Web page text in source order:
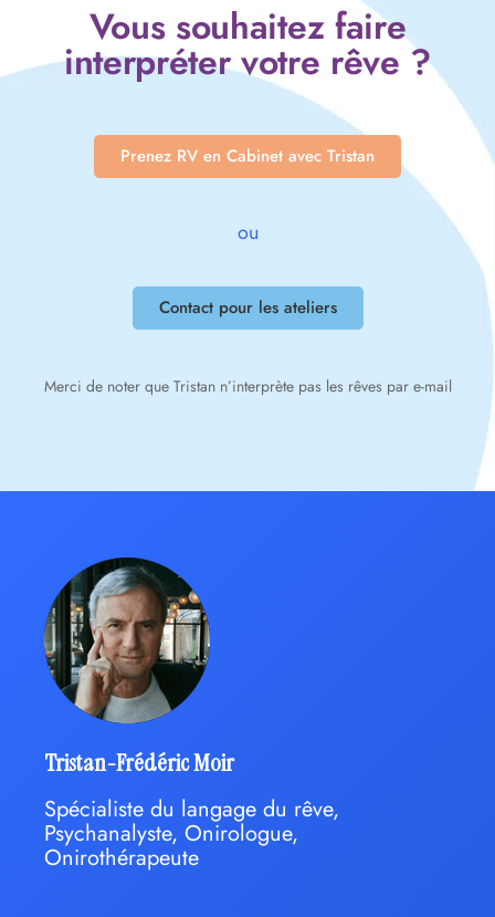
Vous souhaitez faire
interpréter votre rêve ?
Prenez RV en Cabinet avec Tristan
ou
Contact pour les ateliers
Merci de noter que Tristan n’interprète pas les rêves par e-mail
Tristan-Frédéric Moir
Spécialiste du langage du rêve,
Psychanalyste, Onirologue,
Onirothérapeute